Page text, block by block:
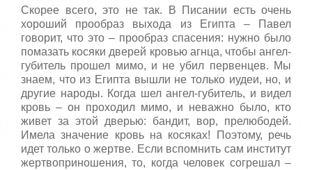
:
5
/
5
с
т
а
,
о
ц
е
н
и
т
е
Скорее всего, это не так. В Писании есть очень
хороший прообраз выхода из Египта – Павел
говорит, что это – прообраз спасения: нужно было
помазать косяки дверей кровью агнца, чтобы ангел-
губитель прошел мимо, и не убил первенцев. Мы
знаем, что из Египта вышли не только иудеи, но, и
другие народы. Когда шел ангел-губитель, и видел
кровь – он проходил мимо, и неважно было, кто
живет за этой дверью: бандит, вор, прелюбодей.
Имела значение кровь на косяках! Поэтому, речь
идет только о жертве. Если вспомнить сам институт
жертвоприношения, то, когда человек согрешал –